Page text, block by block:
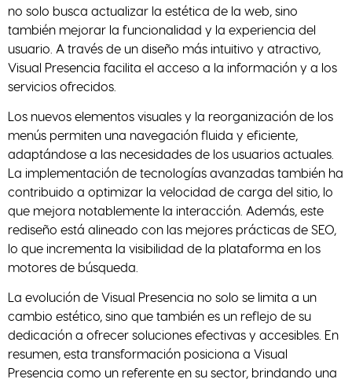
no solo busca actualizar la estética de la web, sino
también mejorar la funcionalidad y la experiencia del
usuario. A través de un diseño más intuitivo y atractivo,
Visual Presencia facilita el acceso a la información y a los
servicios ofrecidos.
Los nuevos elementos visuales y la reorganización de los
menús permiten una navegación fluida y eficiente,
adaptándose a las necesidades de los usuarios actuales.
La implementación de tecnologías avanzadas también ha
contribuido a optimizar la velocidad de carga del sitio, lo
que mejora notablemente la interacción. Además, este
rediseño está alineado con las mejores prácticas de SEO,
lo que incrementa la visibilidad de la plataforma en los
motores de búsqueda.
La evolución de Visual Presencia no solo se limita a un
cambio estético, sino que también es un reflejo de su
dedicación a ofrecer soluciones efectivas y accesibles. En
resumen, esta transformación posiciona a Visual
Presencia como un referente en su sector, brindando una